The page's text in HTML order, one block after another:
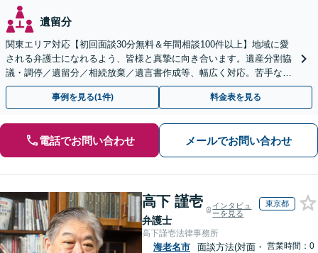
遺留分
関東エリア対応【初回面談30分無料＆年間相談100件以上】地域に愛
される弁護士になれるよう、皆様と真摯に向き合います。遺産分割協
議・調停／遺留分／相続放棄／遺言書作成等、幅広く対応。苦手な親
族との交渉や書面作成等も◎【分かりやすい費用体系】
事例を見る(1件) 料金表を見る
電話でお問い合わせ メールでお問い合わせ
高下 謹壱
弁護士
インタビュ
ーを見る
東京都
高下謹壱法律事務所
海老名市
面談方法(対面・ 営業時間：0